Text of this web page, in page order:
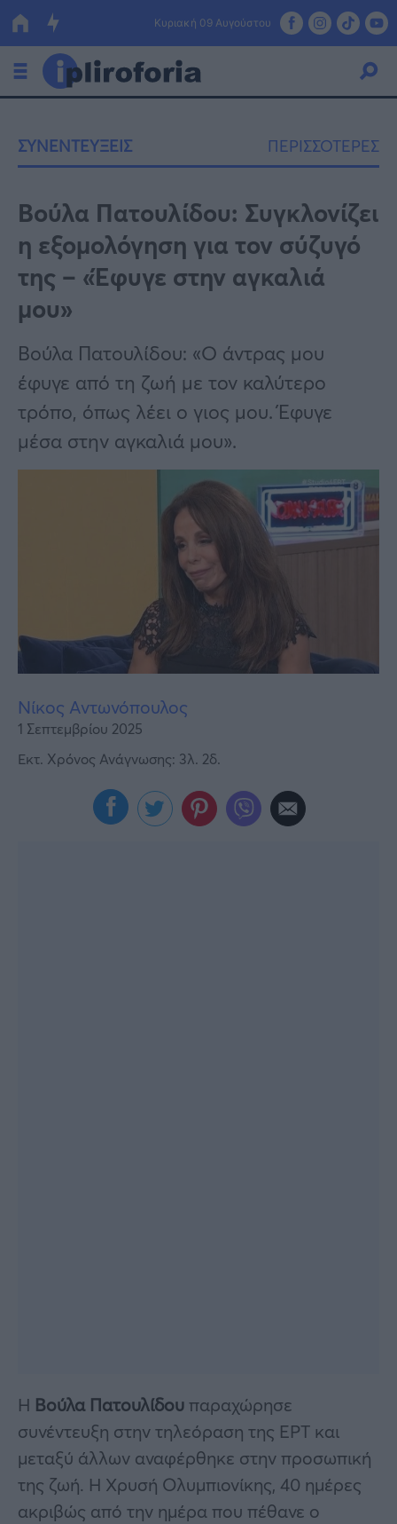
Κυριακή 09 Αυγούστου
Οικονομία
Πολιτική
Τράπεζες
Επιδοτήσεις
ΕΣΠΑ
Κόσμος
Lifestyle
Αθλητικά
Υγεία
Γυναίκα
ΣΥΝΕΝΤΕΥΞΕΙΣ ΠΕΡΙΣΣΟΤΕΡΕΣ
Βούλα Πατουλίδου: Συγκλονίζει
η εξομολόγηση για τον σύζυγό
της – «Έφυγε στην αγκαλιά
μου»
Βούλα Πατουλίδου: «Ο άντρας μου
έφυγε από τη ζωή με τον καλύτερο
τρόπο, όπως λέει ο γιος μου. Έφυγε
μέσα στην αγκαλιά μου».
Νίκος Αντωνόπουλος
1 Σεπτεμβρίου 2025
Εκτ. Χρόνος Ανάγνωσης: 3λ. 2δ.
Η Βούλα Πατουλίδου παραχώρησε
συνέντευξη στην τηλεόραση της ΕΡΤ και
μεταξύ άλλων αναφέρθηκε στην προσωπική
της ζωή. Η Χρυσή Ολυμπιονίκης, 40 ημέρες
ακριβώς από την ημέρα που πέθανε ο